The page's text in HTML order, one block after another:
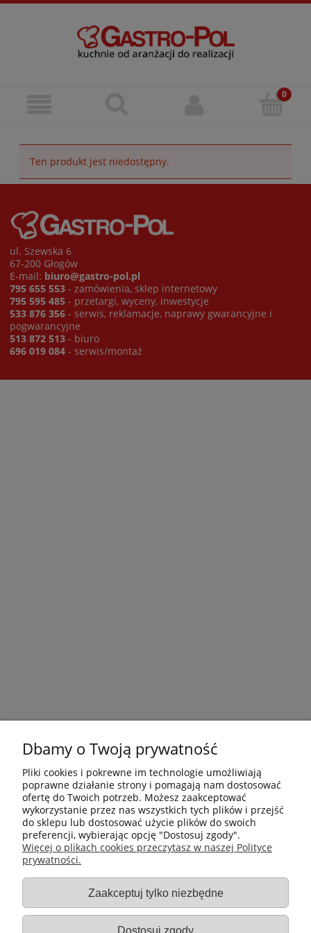
Ten produkt jest niedostępny.
ul. Szewska 6
67-200 Głogów
E-mail: biuro@gastro-pol.pl
795 655 553 - zamówienia, sklep internetowy
795 595 485 - przetargi, wyceny, inwestycje
533 876 356 - serwis, reklamacje, naprawy gwarancyjne i
pogwarancyjne
513 872 513 - biuro
696 019 084 - serwis/montaż
Płatności i dostawa
Gastro-Pol
Dbamy o Twoją prywatność
Pliki cookies i pokrewne im technologie umożliwiają
poprawne działanie strony i pomagają nam dostosować
ofertę do Twoich potrzeb. Możesz zaakceptować
wykorzystanie przez nas wszystkich tych plików i przejść
do sklepu lub dostosować użycie plików do swoich
preferencji, wybierając opcję "Dostosuj zgody".
Więcej o plikach cookies przeczytasz w naszej Polityce
prywatności.
Zaakceptuj tylko niezbędne
Dostosuj zgody